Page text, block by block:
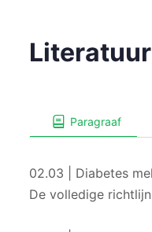
Literatuur
Paragraaf
02.03 | Diabetes
De volledige